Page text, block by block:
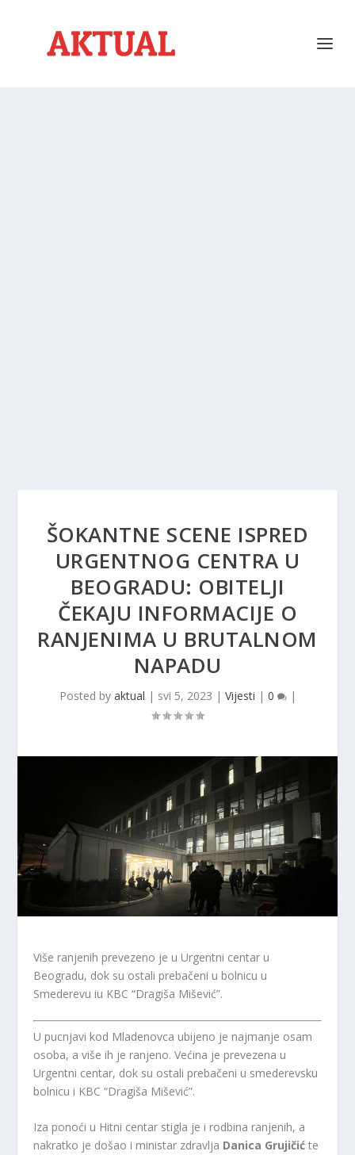
ŠOKANTNE SCENE ISPRED
URGENTNOG CENTRA U
BEOGRADU: OBITELJI
ČEKAJU INFORMACIJE O
RANJENIMA U BRUTALNOM
NAPADU
Posted by aktual | svi 5, 2023 | Vijesti | 0 |
Više ranjenih prevezeno je u Urgentni centar u
Beogradu, dok su ostali prebačeni u bolnicu u
Smederevu iu KBC “Dragiša Mišević”.
U pucnjavi kod Mladenovca ubijeno je najmanje osam
osoba, a više ih je ranjeno. Većina je prevezena u
Urgentni centar, dok su ostali prebačeni u smederevsku
bolnicu i KBC “Dragiša Mišević”.
Iza ponoći u Hitni centar stigla je i rodbina ranjenih, a
nakratko je došao i ministar zdravlja Danica Grujičić te